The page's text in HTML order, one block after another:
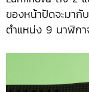
ของหน้าปัดจะมากั
ตำแหน่ง 9 นาฬิกา